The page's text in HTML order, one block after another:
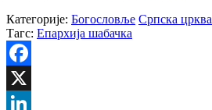
Категорије: Богословље Српска црква
Тагс: Епархија шабачка
Facebook
X